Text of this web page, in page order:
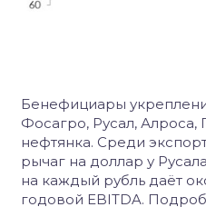
Бенефициары
Фосагро, Русал,
нефтянка. Среди
рычаг на доллар у
на каждый рубль даёт
годовой EBITDA.